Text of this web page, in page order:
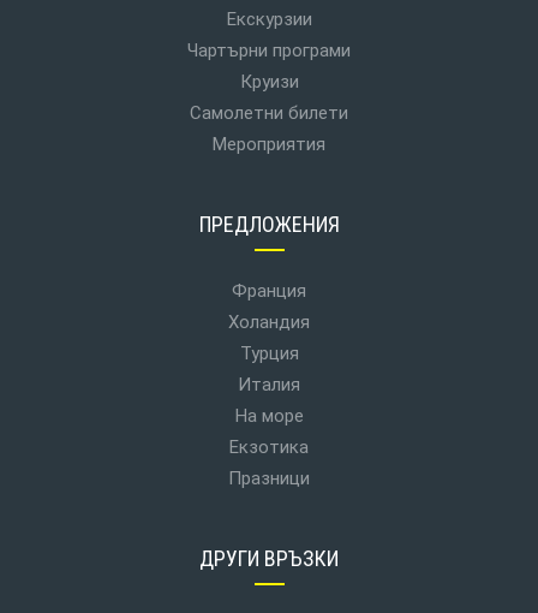
Екскурзии
Чартърни програми
Круизи
Самолетни билети
Мероприятия
ПРЕДЛОЖЕНИЯ
Франция
Холандия
Турция
Италия
На море
Екзотика
Празници
ДРУГИ ВРЪЗКИ